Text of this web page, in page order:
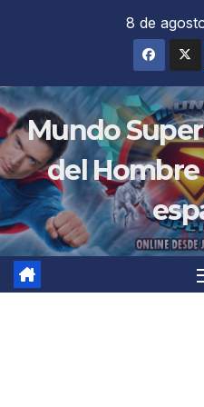
8 de
Mundo
del